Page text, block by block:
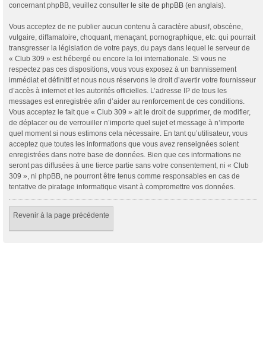
concernant phpBB, veuillez consulter le site de phpBB (en anglais).
Vous acceptez de ne publier aucun contenu à caractère abusif, obscène,
vulgaire, diffamatoire, choquant, menaçant, pornographique, etc. qui pourrait
transgresser la législation de votre pays, du pays dans lequel le serveur de
« Club 309 » est hébergé ou encore la loi internationale. Si vous ne
respectez pas ces dispositions, vous vous exposez à un bannissement
immédiat et définitif et nous nous réservons le droit d’avertir votre fournisseur
d’accès à internet et les autorités officielles. L’adresse IP de tous les
messages est enregistrée afin d’aider au renforcement de ces conditions.
Vous acceptez le fait que « Club 309 » ait le droit de supprimer, de modifier,
de déplacer ou de verrouiller n’importe quel sujet et message à n’importe
quel moment si nous estimons cela nécessaire. En tant qu’utilisateur, vous
acceptez que toutes les informations que vous avez renseignées soient
enregistrées dans notre base de données. Bien que ces informations ne
seront pas diffusées à une tierce partie sans votre consentement, ni « Club
309 », ni phpBB, ne pourront être tenus comme responsables en cas de
tentative de piratage informatique visant à compromettre vos données.
Revenir à la page précédente